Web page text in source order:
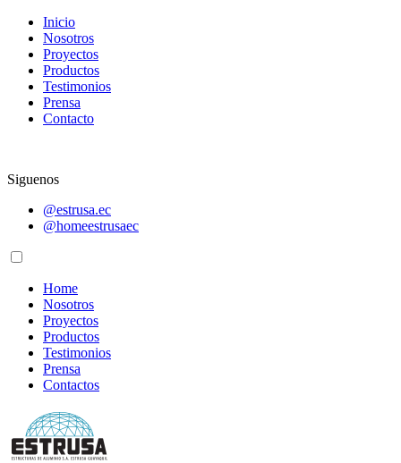
Inicio
Nosotros
Proyectos
Productos
Testimonios
Prensa
Contacto
Siguenos
@estrusa.ec
@homeestrusaec
Home
Nosotros
Proyectos
Productos
Testimonios
Prensa
Contactos